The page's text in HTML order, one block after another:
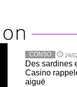
CONSO 24/
Des sardines
Casino
aiguë